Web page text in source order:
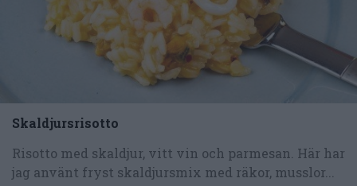
Skaldjursrisotto
Risotto med skaldjur, vitt vin och parmesan. Här har
jag använt fryst skaldjursmix med räkor, musslor...